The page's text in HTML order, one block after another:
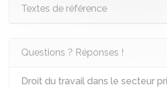
Textes de référence
Questions ? Réponses !
Droit du travail dans le secteur